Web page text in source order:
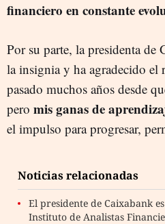
financiero en constante
Por su parte, la presidenta de
la insignia y ha agradecido el
pasado muchos años desde
pero mis ganas de
el impulso para progresar,
Noticias relacionadas
El presidente de Caixabank
Instituto de Analistas